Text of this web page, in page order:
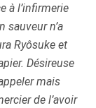
à l’infirmerie
sauveur n’a
Ryôsuke et
Désireuse
mais
de l’avoir